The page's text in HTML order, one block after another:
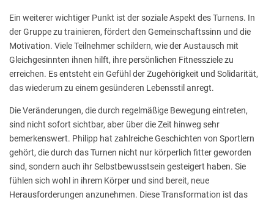
Ein weiterer wichtiger Punkt ist der soziale Aspekt des Turnens. In
der Gruppe zu trainieren, fördert den Gemeinschaftssinn und die
Motivation. Viele Teilnehmer schildern, wie der Austausch mit
Gleichgesinnten ihnen hilft, ihre persönlichen Fitnessziele zu
erreichen. Es entsteht ein Gefühl der Zugehörigkeit und Solidarität,
das wiederum zu einem gesünderen Lebensstil anregt.
Die Veränderungen, die durch regelmäßige Bewegung eintreten,
sind nicht sofort sichtbar, aber über die Zeit hinweg sehr
bemerkenswert. Philipp hat zahlreiche Geschichten von Sportlern
gehört, die durch das Turnen nicht nur körperlich fitter geworden
sind, sondern auch ihr Selbstbewusstsein gesteigert haben. Sie
fühlen sich wohl in ihrem Körper und sind bereit, neue
Herausforderungen anzunehmen. Diese Transformation ist das